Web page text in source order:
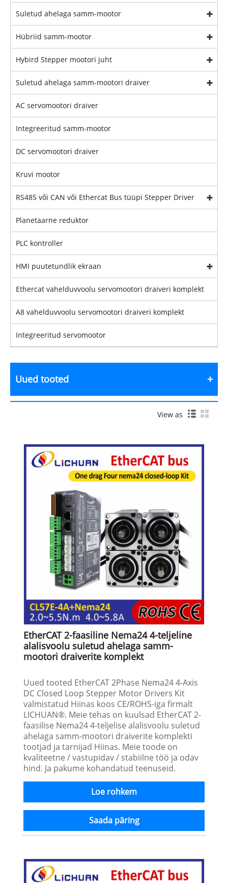
Suletud ahelaga samm-mootor
Hübriid samm-mootor
Hybird Stepper mootori juht
Suletud ahelaga samm-mootori draiver
AC servomootori draiver
Integreeritud samm-mootor
DC servomootori draiver
Kruvi mootor
RS485 või CAN või Ethercat Bus tüüpi Stepper Driver
Planetaarne reduktor
PLC kontroller
HMI puutetundlik ekraan
Ethercat vahelduvvoolu servomootori draiveri komplekt
A8 vahelduvvoolu servomootori draiveri komplekt
Integreeritud servomootor
Uued tooted
View as
EtherCAT 2-faasiline Nema24 4-teljeline
alalisvoolu suletud ahelaga samm-
mootori draiverite komplekt
Uued tooted EtherCAT 2Phase Nema24 4-Axis
DC Closed Loop Stepper Motor Drivers Kit
valmistatud Hiinas koos CE/ROHS-iga firmalt
LICHUAN®. Meie tehas on kuulsad EtherCAT 2-
faasilise Nema24 4-teljelise alalisvoolu suletud
ahelaga samm-mootori draiverite komplekti
tootjad ja tarnijad Hiinas. Meie toode on
kvaliteetne / vastupidav / stabiilne töö ja odav
hind. Ja pakume kohandatud teenuseid.
Loe rohkem
Saada päring